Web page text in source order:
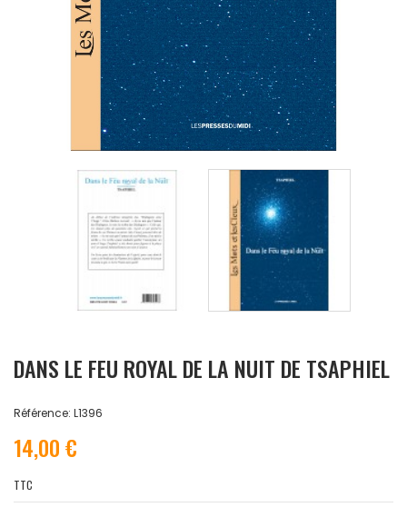
DANS LE FEU ROYAL DE LA NUIT DE TSAPHIEL
Référence: L1396
14,00 €
TTC